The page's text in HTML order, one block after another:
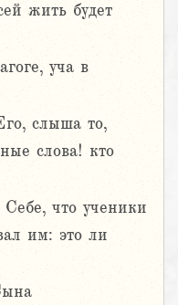
жить будет
уча в
слыша то,
слова! кто
что ученики
им: это ли